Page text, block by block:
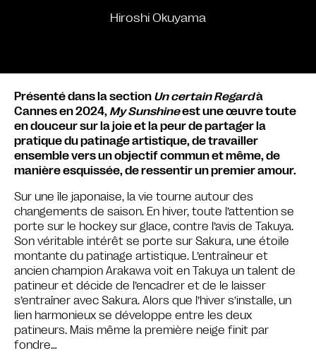
Hiroshi Okuyama
Présenté dans la section Un certain Regardà
Cannes en 2024, My Sunshineest une œuvre toute
en douceur sur la joie et la peur de partager la
pratique du patinage artistique, de travailler
ensemble vers un objectif commun et même, de
manière esquissée, de ressentir un premier amour.
Sur une île japonaise, la vie tourne autour des
changements de saison. En hiver, toute l’attention se
porte sur le hockey sur glace, contre l’avis de Takuya.
Son véritable intérêt se porte sur Sakura, une étoile
montante du patinage artistique. L’entraîneur et
ancien champion Arakawa voit en Takuya un talent de
patineur et décide de l’encadrer et de le laisser
s’entraîner avec Sakura. Alors que l’hiver s’installe, un
lien harmonieux se développe entre les deux
patineurs. Mais même la première neige finit par
fondre…